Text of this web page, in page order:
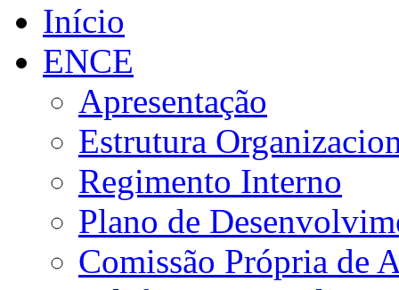
Início
ENCE
Apresentação
Estrutura
Regimento Interno
Plano de
Comissão Própria de